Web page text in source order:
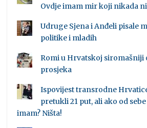
Ovdje imam mir koji nikada
Udruge Sjena i Anđeli pisale
politike i mladih
Romi u Hrvatskoj siromašniji
prosjeka
Ispovijest transrodne
pretukli 21 put, ali ako od
imam? Ništa!